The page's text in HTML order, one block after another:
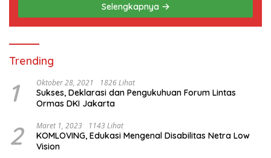
Selengkapnya
Trending
1 Oktober 28, 2021 1826 Lihat
Sukses, Deklarasi dan Pengukuhuan Forum Lintas
Ormas DKI Jakarta
2 Maret 1, 2023 1143 Lihat
KOMLOVING, Edukasi Mengenal Disabilitas Netra Low
Vision